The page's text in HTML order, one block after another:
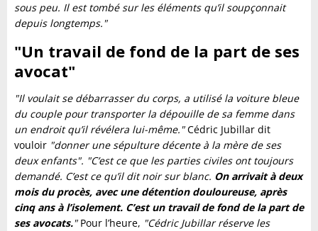
sous peu. Il est tombé sur les éléments qu’il soupçonnait
depuis longtemps."
"Un travail de fond de la part de ses
avocat"
"Il voulait se débarrasser du corps, a utilisé la voiture bleue
du couple pour transporter la dépouille de sa femme dans
un endroit qu’il révélera lui-même."Cédric Jubillar dit
vouloir "donner une sépulture décente à la mère de ses
deux enfants". "C’est ce que les parties civiles ont toujours
demandé. C’est ce qu’il dit noir sur blanc. On arrivait à deux
mois du procès, avec une détention douloureuse, après
cinq ans à l’isolement. C’est un travail de fond de la part de
ses avocats."Pour l’heure, "Cédric Jubillar réserve les